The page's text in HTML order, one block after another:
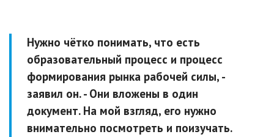
Нужно чётко понимать, что есть
образовательный процесс и процесс
формирования рынка рабочей силы, -
заявил он.- Они вложены в один
документ. На мой взгляд, его нужно
внимательно посмотреть и поизучать.